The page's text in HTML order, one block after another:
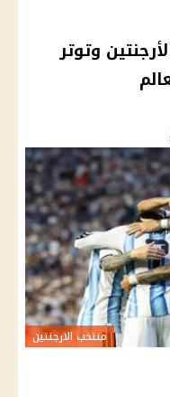
وتوتر
منتخب الارجنتين